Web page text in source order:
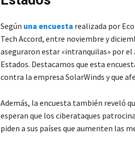
Según una encuesta realizada por
Tech Accord, entre noviembre y
aseguraron estar «intranquilas» por
Estados. Destacamos que esta
contra la empresa SolarWinds y que
Además, la encuesta también reveló
esperan que los ciberataques
piden a sus países que aumenten las